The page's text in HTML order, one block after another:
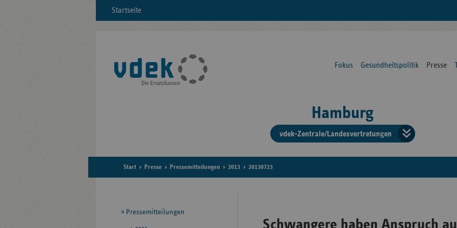
Startseite
Fokus Gesundheitspolitik Presse
Hamburg
vdek-Zentrale/Landesvertretungen
der
Start Presse Pressemitteilungen 2013 20130723
Schwangere haben Anspruch
Seitennavigation
Pressemitteilungen